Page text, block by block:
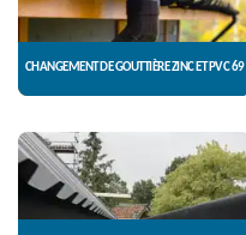
CHANGEMENT DE GOUTTIÈRE ZINC ET PVC 69